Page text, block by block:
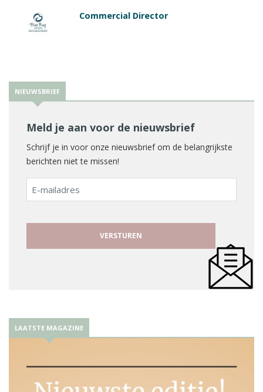
Commercial Director
NIEUWSBRIEF
Meld je aan voor de nieuwsbrief
Schrijf je in voor onze nieuwsbrief om de belangrijkste
berichten niet te missen!
E-
mailadres
LAATSTE MAGAZINE